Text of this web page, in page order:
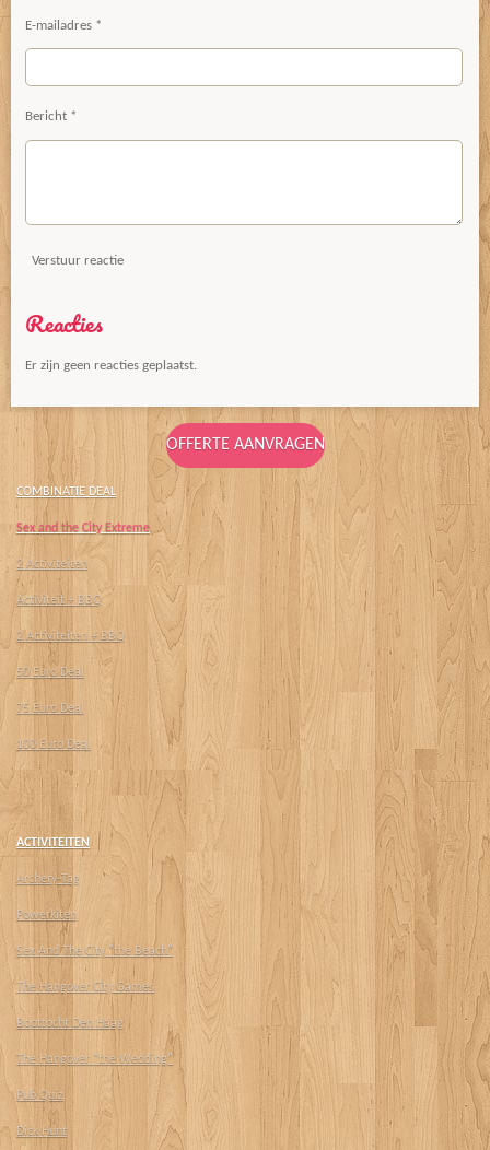
E-mailadres *
Bericht *
Verstuur reactie
Reacties
Er zijn geen reacties geplaatst.
OFFERTE AANVRAGEN
COMBINATIE DEAL
Sex and the City Extreme
2 Activiteiten
Activiteit + BBQ
2 Activiteiten + BBQ
50 Euro Deal
75 Euro Deal
100 Euro Deal
ACTIVITEITEN
Archery-Tag
Powerkiten
Sex And The City "the Beach"
The Hangover City Games
Boottocht Den Haag
The Hangover "the Wedding"
Pub Quiz
Dick Hunt